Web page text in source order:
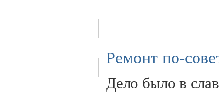
Ремонт по-
Дело было в